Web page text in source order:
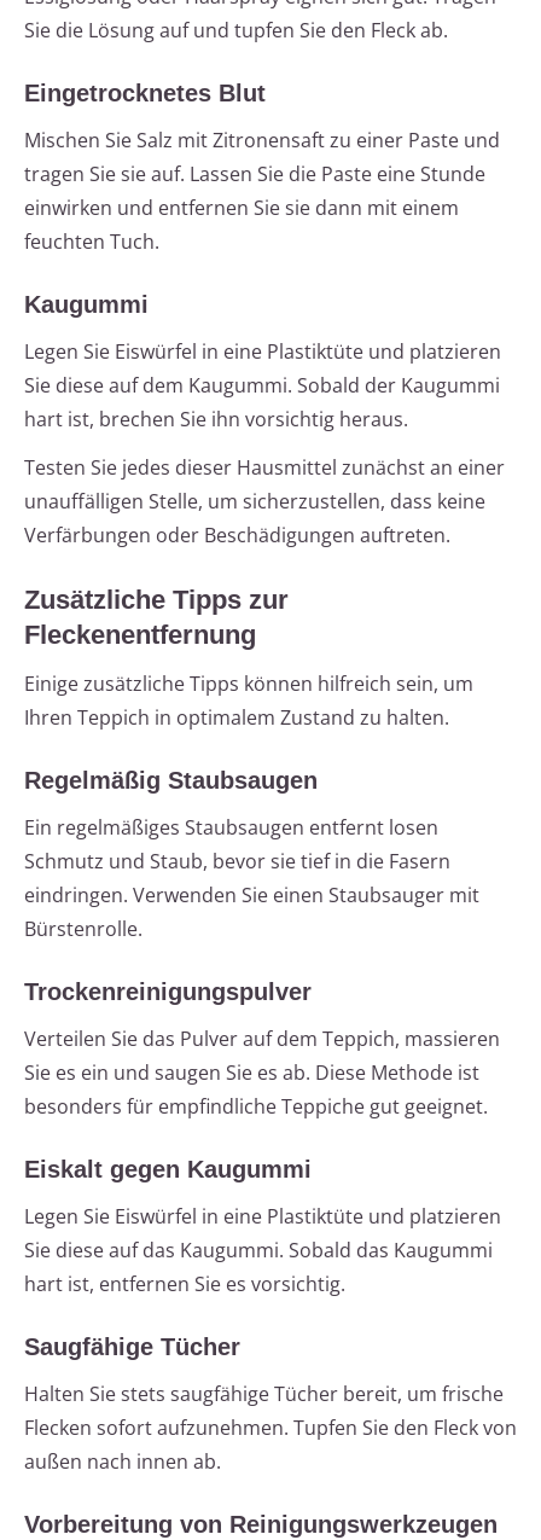
Sie die Lösung auf und tupfen Sie den Fleck ab.
Eingetrocknetes Blut
Mischen Sie Salz mit Zitronensaft zu einer Paste und
tragen Sie sie auf. Lassen Sie die Paste eine Stunde
einwirken und entfernen Sie sie dann mit einem
feuchten Tuch.
Kaugummi
Legen Sie Eiswürfel in eine Plastiktüte und platzieren
Sie diese auf dem Kaugummi. Sobald der Kaugummi
hart ist, brechen Sie ihn vorsichtig heraus.
Testen Sie jedes dieser Hausmittel zunächst an einer
unauffälligen Stelle, um sicherzustellen, dass keine
Verfärbungen oder Beschädigungen auftreten.
Zusätzliche Tipps zur
Fleckenentfernung
Einige zusätzliche Tipps können hilfreich sein, um
Ihren Teppich in optimalem Zustand zu halten.
Regelmäßig Staubsaugen
Ein regelmäßiges Staubsaugen entfernt losen
Schmutz und Staub, bevor sie tief in die Fasern
eindringen. Verwenden Sie einen Staubsauger mit
Bürstenrolle.
Trockenreinigungspulver
Verteilen Sie das Pulver auf dem Teppich, massieren
Sie es ein und saugen Sie es ab. Diese Methode ist
besonders für empfindliche Teppiche gut geeignet.
Eiskalt gegen Kaugummi
Legen Sie Eiswürfel in eine Plastiktüte und platzieren
Sie diese auf das Kaugummi. Sobald das Kaugummi
hart ist, entfernen Sie es vorsichtig.
Saugfähige Tücher
Halten Sie stets saugfähige Tücher bereit, um frische
Flecken sofort aufzunehmen. Tupfen Sie den Fleck von
außen nach innen ab.
Vorbereitung von Reinigungswerkzeugen